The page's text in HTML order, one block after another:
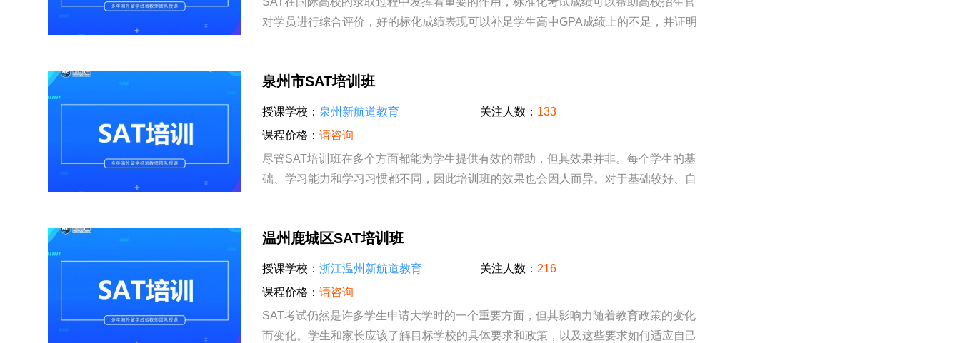
对学员进行综合评价，好的标化成绩表现可以补足学生高中GPA成绩上的不足，并证明
泉州市SAT培训班
授课学校： 泉州新航道教育 关注人数： 133
课程价格： 请咨询
尽管SAT培训班在多个方面都能为学生提供有效的帮助，但其效果并非。每个学生的基
础、学习能力和学习习惯都不同，因此培训班的效果也会因人而异。对于基础较好、自
温州鹿城区SAT培训班
授课学校： 浙江温州新航道教育 关注人数： 216
课程价格： 请咨询
SAT考试仍然是许多学生申请大学时的一个重要方面，但其影响力随着教育政策的变化
而变化。学生和家长应该了解目标学校的具体要求和政策，以及这些要求如何适应自己